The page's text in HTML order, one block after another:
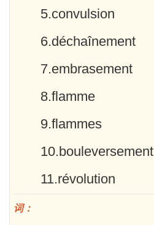
5.convulsion
6.déchaînement
7.embrasement
8.flamme
9.flammes
10.bouleversement
11.révolution
词：